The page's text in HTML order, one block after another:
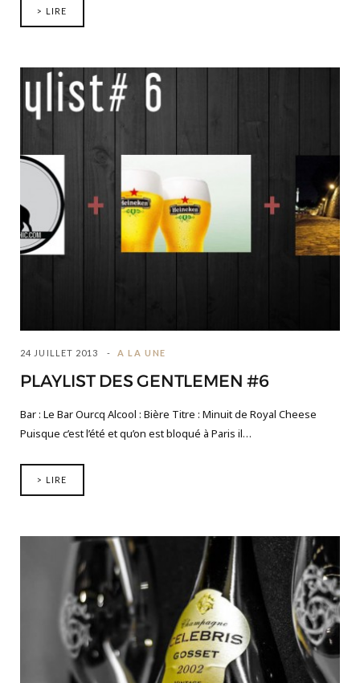
> LIRE
24 JUILLET 2013 A LA UNE
PLAYLIST DES GENTLEMEN #6
Bar : Le Bar Ourcq Alcool : Bière Titre : Minuit de Royal Cheese
Puisque c’est l’été et qu’on est bloqué à Paris il…
> LIRE